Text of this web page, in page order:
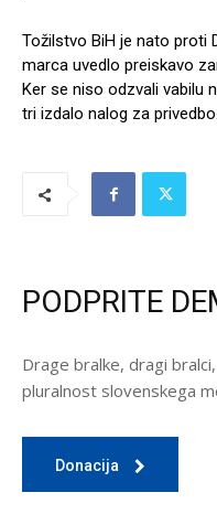
Tožilstvo BiH je nato proti
marca uvedlo preiskavo
Ker se niso odzvali vabilu
tri izdalo nalog za privedbo.
PODPRITE
Drage bralke, dragi
pluralnost slovenskega
Donacija